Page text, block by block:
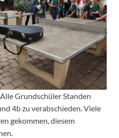
Grundschüler Standen
4b zu verabschieden. Viele
gekommen, diesem